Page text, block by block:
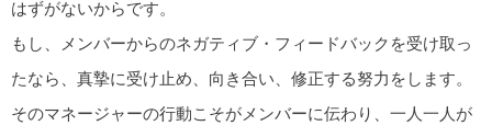
はずがないからです。
もし、メンバーからのネガティブ・フィードバックを受け取っ
たなら、真摯に受け止め、向き合い、修正する努力をします。
そのマネージャーの行動こそがメンバーに伝わり、一人一人が